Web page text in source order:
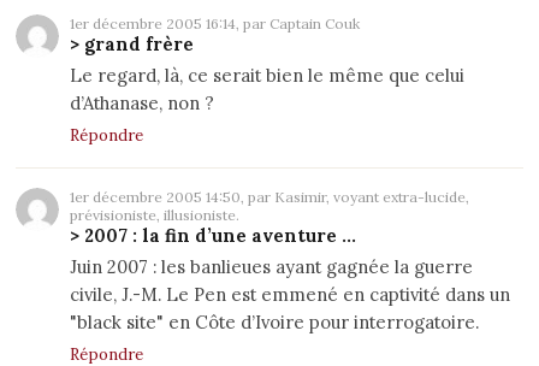
1er décembre 2005 16:14, par Captain Couk
> grand frère
Le regard, là, ce serait bien le même que celui
d’Athanase, non ?
Répondre
1er décembre 2005 14:50, par Kasimir, voyant extra-lucide,
prévisioniste, illusioniste.
> 2007 : la fin d’une aventure ...
Juin 2007 : les banlieues ayant gagnée la guerre
civile, J.-M. Le Pen est emmené en captivité dans un
"black site" en Côte d’Ivoire pour interrogatoire.
Répondre